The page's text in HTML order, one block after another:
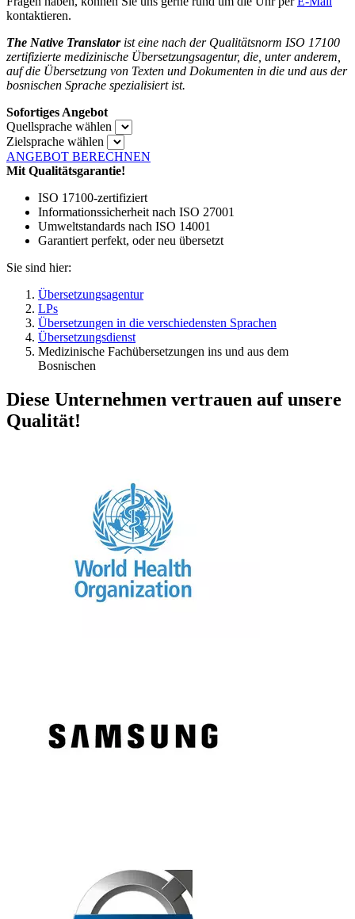
kontaktieren.
The Native Translatorist eine nach der Qualitätsnorm ISO 17100
zertifizierte medizinische Übersetzungsagentur, die, unter anderem,
auf die Übersetzung von Texten und Dokumenten in die und aus der
bosnischen Sprache spezialisiert ist.
Sofortiges Angebot
Quellsprache wählen
Zielsprache wählen
ANGEBOT BERECHNEN
Mit Qualitätsgarantie!
ISO 17100-zertifiziert
Informationssicherheit nach ISO 27001
Umweltstandards nach ISO 14001
Garantiert perfekt, oder neu übersetzt
Sie sind hier:
Übersetzungsagentur
LPs
Übersetzungen in die verschiedensten Sprachen
Übersetzungsdienst
Medizinische Fachübersetzungen ins und aus dem
Bosnischen
Diese Unternehmen vertrauen auf unsere
Qualität!